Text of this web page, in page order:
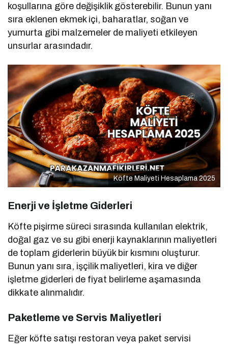
koşullarına göre değişiklik gösterebilir. Bunun yanı
sıra eklenen ekmek içi, baharatlar, soğan ve
yumurta gibi malzemeler de maliyeti etkileyen
unsurlar arasındadır.
Köfte Maliyeti Hesaplama 2025
Enerji ve İşletme Giderleri
Köfte pişirme süreci sırasında kullanılan elektrik,
doğal gaz ve su gibi enerji kaynaklarının maliyetleri
de toplam giderlerin büyük bir kısmını oluşturur.
Bunun yanı sıra, işçilik maliyetleri, kira ve diğer
işletme giderleri de fiyat belirleme aşamasında
dikkate alınmalıdır.
Paketleme ve Servis Maliyetleri
Eğer köfte satışı restoran veya paket servisi